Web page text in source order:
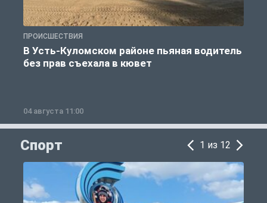
ПРОИСШЕСТВИЯ
В Усть-Куломском районе пьяная водитель
без прав съехала в кювет
04 августа 11:00
Спорт 1 из 12